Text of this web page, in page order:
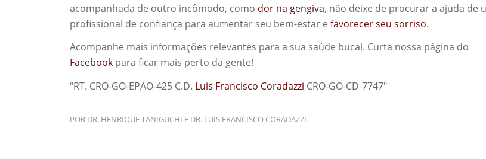
acompanhada de outro incômodo, como dor na gengiva, não deixe de procurar a ajuda de
profissional de confiança para aumentar seu bem-estar efavorecer seu sorriso.
Acompanhe mais informações relevantes para a sua saúde bucal. Curta nossa página do
Facebook para ficar mais perto da gente!
“RT. CRO-GO-EPAO-425 C.D. Luis Francisco Coradazzi CRO-GO-CD-7747″
POR DR. HENRIQUE TANIGUCHI E DR. LUIS FRANCISCO CORADAZZI